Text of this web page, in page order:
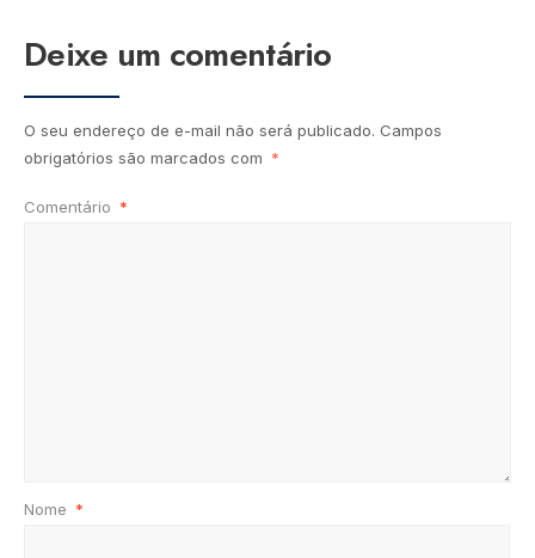
Deixe um comentário
O seu endereço de e-mail não será publicado. Campos
obrigatórios são marcados com *
Comentário *
Nome *